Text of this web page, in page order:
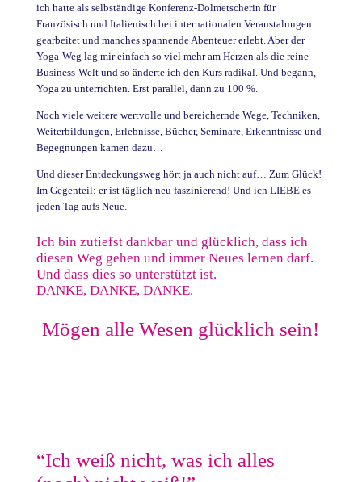
ich hatte als selbständige Konferenz-Dolmetscherin für
Französisch und Italienisch bei internationalen Veranstalungen
gearbeitet und manches spannende Abenteuer erlebt. Aber der
Yoga-Weg lag mir einfach so viel mehr am Herzen als die reine
Business-Welt und so änderte ich den Kurs radikal. Und begann,
Yoga zu unterrichten. Erst parallel, dann zu 100 %.
Noch viele weitere wertvolle und bereichernde Wege, Techniken,
Weiterbildungen, Erlebnisse, Bücher, Seminare, Erkenntnisse und
Begegnungen kamen dazu…
Und dieser Entdeckungsweg hört ja auch nicht auf… Zum Glück!
Im Gegenteil: er ist täglich neu faszinierend! Und ich LIEBE es
jeden Tag aufs Neue.
Ich bin zutiefst dankbar und glücklich, dass ich
diesen Weg gehen und immer Neues lernen darf.
Und dass dies so unterstützt ist.
DANKE, DANKE, DANKE.
Mögen alle Wesen glücklich sein!
“Ich weiß nicht, was ich alles